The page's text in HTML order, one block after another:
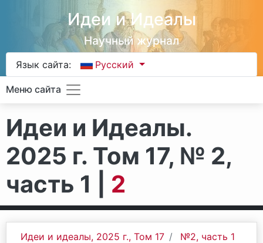
Идеи и Идеалы
Научный журнал
Язык сайта: Русский
Меню сайта
Идеи и Идеалы.
2025 г. Том 17, № 2,
часть 1 | 2
Идеи и идеалы, 2025 г., Том 17
№2, часть 1